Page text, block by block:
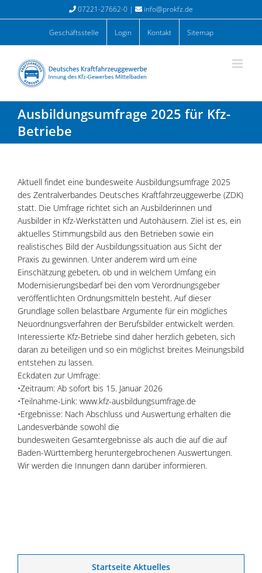
Inhalt
07221-27662-0 | info@prokfz.de
Geschäftsstelle Login Kontakt Sitemap
Ausbildungsumfrage 2025 für Kfz-
Betriebe
Aktuell findet eine bundesweite Ausbildungsumfrage 2025
des Zentralverbandes Deutsches Kraftfahrzeuggewerbe (ZDK)
statt. Die Umfrage richtet sich an Ausbilderinnen und
Ausbilder in Kfz-Werkstätten und Autohäusern. Ziel ist es, ein
aktuelles Stimmungsbild aus den Betrieben sowie ein
realistisches Bild der Ausbildungssituation aus Sicht der
Praxis zu gewinnen. Unter anderem wird um eine
Einschätzung gebeten, ob und in welchem Umfang ein
Modernisierungsbedarf bei den vom Verordnungsgeber
veröffentlichten Ordnungsmitteln besteht. Auf dieser
Grundlage sollen belastbare Argumente für ein mögliches
Neuordnungsverfahren der Berufsbilder entwickelt werden.
Interessierte Kfz-Betriebe sind daher herzlich gebeten, sich
daran zu beteiligen und so ein möglichst breites Meinungsbild
entstehen zu lassen.
Eckdaten zur Umfrage:
•Zeitraum: Ab sofort bis 15. Januar 2026
•Teilnahme-Link: www.kfz-ausbildungsumfrage.de
•Ergebnisse: Nach Abschluss und Auswertung erhalten die
Landesverbände sowohl die
bundesweiten Gesamtergebnisse als auch die auf die auf
Baden-Württemberg heruntergebrochenen Auswertungen.
Wir werden die Innungen dann darüber informieren.
Startseite Aktuelles